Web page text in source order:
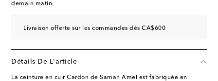
demain matin.
Livraison offerte sur les commandes dès CA$600
Détails De L'article
La ceinture en cuir Cardon de Saman Amel est fabriquée en